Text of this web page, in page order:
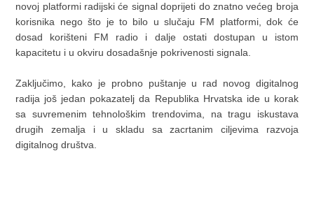
novoj platformi radijski će signal doprijeti do znatno većeg broja
korisnika nego što je to bilo u slučaju FM platformi, dok će
dosad korišteni FM radio i dalje ostati dostupan u istom
kapacitetu i u okviru dosadašnje pokrivenosti signala.
Zaključimo, kako je probno puštanje u rad novog digitalnog
radija još jedan pokazatelj da Republika Hrvatska ide u korak
sa suvremenim tehnološkim trendovima, na tragu iskustava
drugih zemalja i u skladu sa zacrtanim ciljevima razvoja
digitalnog društva.